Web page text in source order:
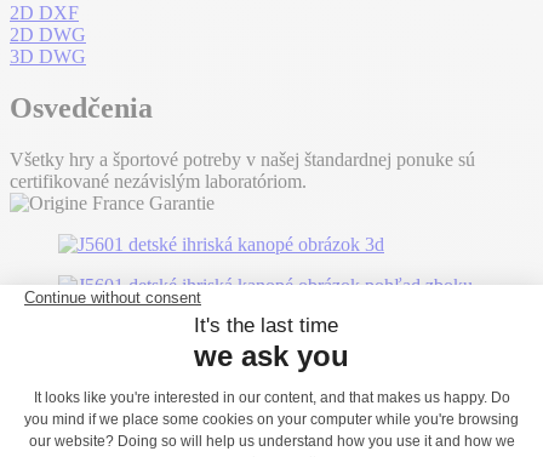
2D DXF
2D DWG
3D DWG
Osvedčenia
Všetky hry a športové potreby v našej štandardnej ponuke sú
certifikované nezávislým laboratóriom.